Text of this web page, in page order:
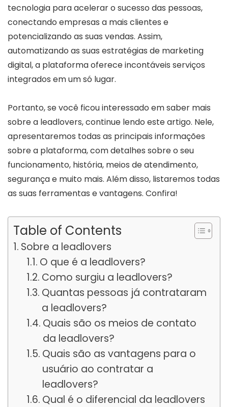
tecnologia para acelerar o sucesso das pessoas,
conectando empresas a mais clientes e
potencializando as suas vendas. Assim,
automatizando as suas estratégias de marketing
digital, a plataforma oferece incontáveis serviços
integrados em um só lugar.
Portanto, se você ficou interessado em saber mais
sobre a leadlovers, continue lendo este artigo. Nele,
apresentaremos todas as principais informações
sobre a plataforma, com detalhes sobre o seu
funcionamento, história, meios de atendimento,
segurança e muito mais. Além disso, listaremos todas
as suas ferramentas e vantagens. Confira!
Table of Contents
Sobre a leadlovers
O que é a leadlovers?
Como surgiu a leadlovers?
Quantas pessoas já contrataram
a leadlovers?
Quais são os meios de contato
da leadlovers?
Quais são as vantagens para o
usuário ao contratar a
leadlovers?
Qual é o diferencial da leadlovers